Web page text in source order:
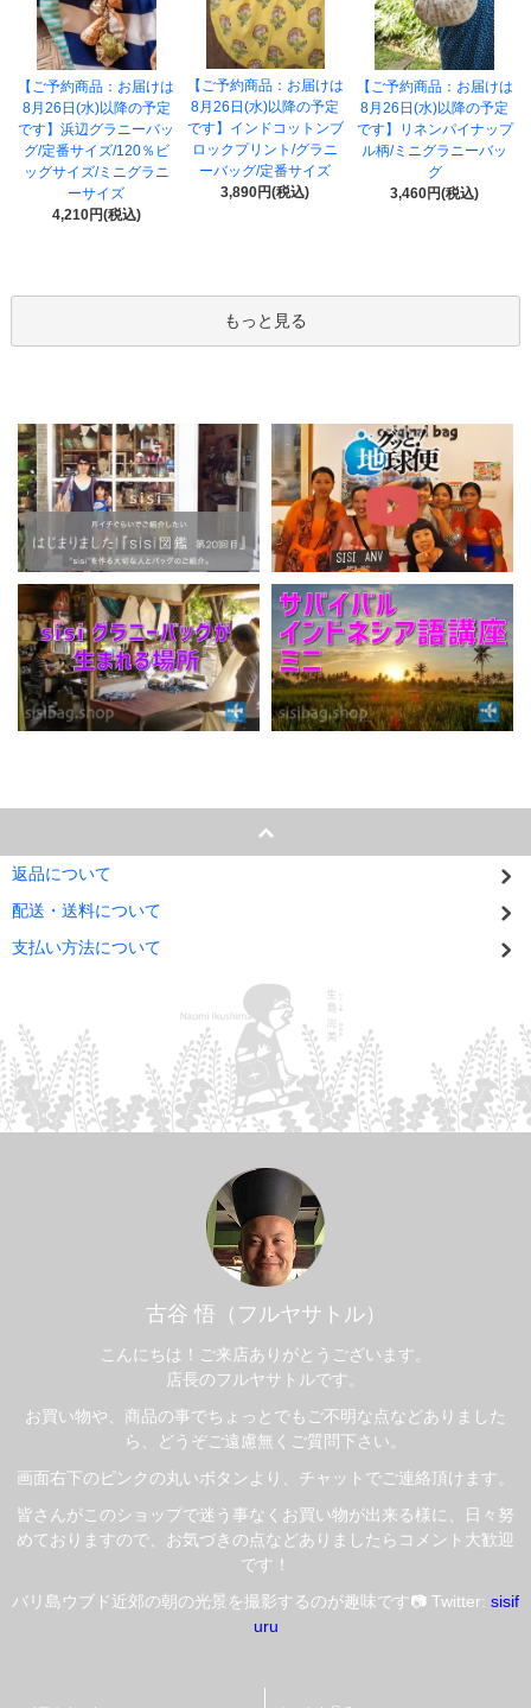
【ご予約商品：お届けは
8月26日(水)以降の予定
です】浜辺グラニーバッ
グ/定番サイズ/120％ビ
ッグサイズ/ミニグラニ
ーサイズ
4,210円(税込)
【ご予約商品：お届けは
8月26日(水)以降の予定
です】インドコットンブ
ロックプリント/グラニ
ーバッグ/定番サイズ
3,890円(税込)
【ご予約商品：お届けは
8月26日(水)以降の予定
です】リネンパイナップ
ル柄/ミニグラニーバッ
グ
3,460円(税込)
もっと見る
返品について
配送・送料について
支払い方法について
古谷 悟（フルヤサトル）
こんにちは！ご来店ありがとうございます。
店長のフルヤサトルです。
お買い物や、商品の事でちょっとでもご不明な点などありました
ら、どうぞご遠慮無くご質問下さい。
画面右下のピンクの丸いボタンより、チャットでご連絡頂けます。
皆さんがこのショップで迷う事なくお買い物が出来る様に、日々努
めておりますので、お気づきの点などありましたらコメント大歓迎
です！
バリ島ウブド近郊の朝の光景を撮影するのが趣味です📷 Twitter: sisif
uru